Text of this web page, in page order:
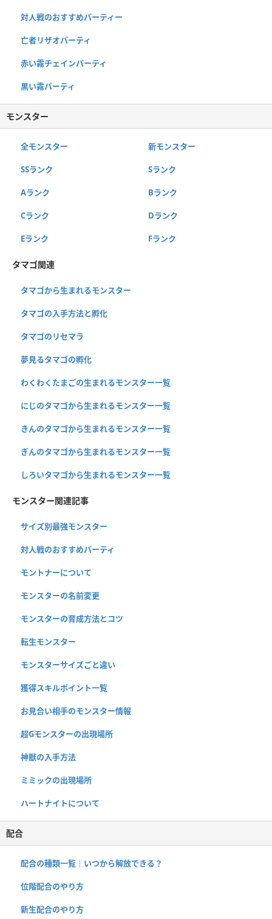
対人戦のおすすめパーティー
亡者リザオパーティ
赤い霧チェインパーティ
黒い霧パーティ
モンスター
全モンスター 新モンスター
SSランク Sランク
Aランク Bランク
Cランク Dランク
Eランク Fランク
タマゴ関連
タマゴから生まれるモンスター
タマゴの入手方法と孵化
タマゴのリセマラ
夢見るタマゴの孵化
わくわくたまごの生まれるモンスター一覧
にじのタマゴから生まれるモンスター一覧
きんのタマゴから生まれるモンスター一覧
ぎんのタマゴから生まれるモンスター一覧
しろいタマゴから生まれるモンスター一覧
モンスター関連記事
サイズ別最強モンスター
対人戦のおすすめパーティ
モントナーについて
モンスターの名前変更
モンスターの育成方法とコツ
転生モンスター
モンスターサイズごと違い
獲得スキルポイント一覧
お見合い相手のモンスター情報
超Gモンスターの出現場所
神獣の入手方法
ミミックの出現場所
ハートナイトについて
配合
配合の種類一覧｜いつから解放できる？
位階配合のやり方
新生配合のやり方